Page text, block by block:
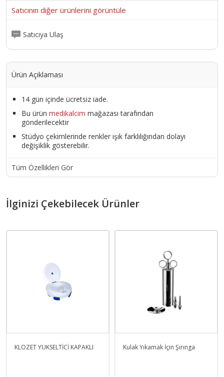
Satıcının diğer ürünlerini görüntüle
Satıcıya Ulaş
Ürün Açıklaması
14 gün içinde ücretsiz iade.
Bu ürün medikalcim mağazası tarafından
gönderilecektir
Stüdyo çekimlerinde renkler ışık farklılığından dolayı
değişiklik gösterebilir.
Tüm Özellikleri Gör
İlginizi Çekebilecek Ürünler
KLOZET YÜKSELTİCİ KAPAKLI Kulak Yıkamak İçin Şırınga